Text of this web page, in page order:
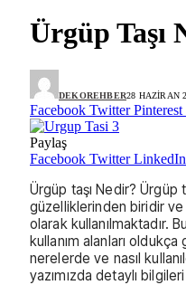
Ürgüp Taşı
DEKOREHBER28 HAZIRAN
Facebook Twitter Pinterest
Paylaş
Facebook Twitter LinkedIn
Ürgüp taşı Nedir? Ürgüp
güzelliklerinden biridir ve
olarak kullanılmaktadır.
kullanım alanları oldukça
nerelerde ve nasıl
yazımızda detaylı